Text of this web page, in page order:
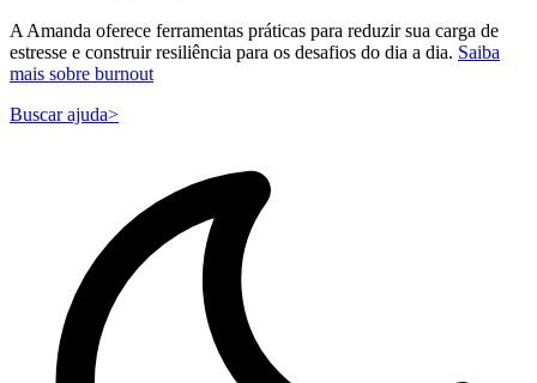
A Amanda oferece ferramentas práticas para reduzir sua carga de
estresse e construir resiliência para os desafios do dia a dia. Saiba
mais sobre burnout
Buscar ajuda>